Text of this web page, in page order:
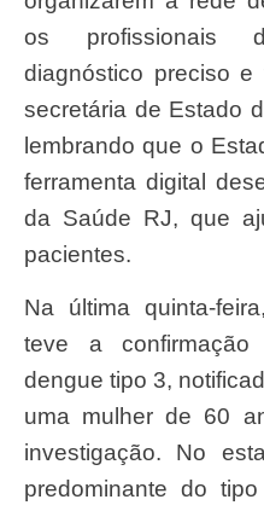
os profissionais
diagnóstico preciso
secretária de Estado
lembrando que o
ferramenta digital
da Saúde RJ, que
pacientes.
Na última quinta-feira, a secretaria estadual
teve a
dengue tipo 3,
uma mulher de 60
investigação. No
predominante do